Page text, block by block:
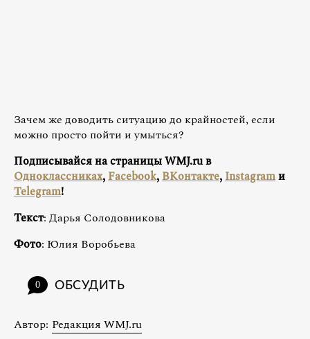
Зачем же доводить ситуацию до крайностей, если
можно просто пойти и умыться?
Подписывайся на страницы WMJ.ru в
Одноклассниках,Facebook,ВКонтакте,Instagramи
Telegram!
Текст: Дарья Солодовникова
Фото: Юлия Воробьева
0 ОБСУДИТЬ
Автор: Редакция WMJ.ru